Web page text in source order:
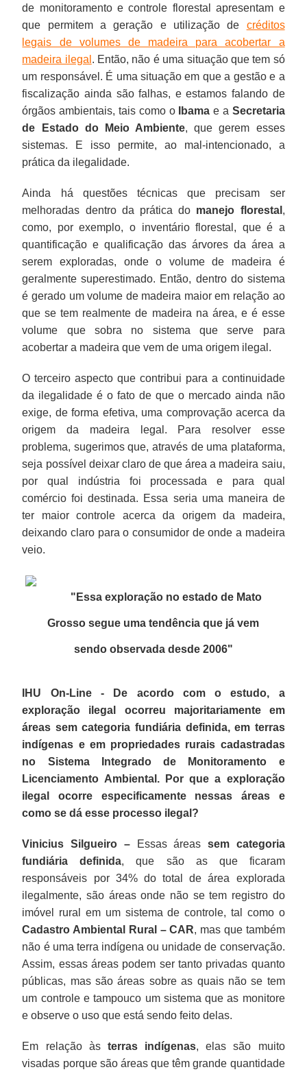
de monitoramento e controle florestal apresentam e
que permitem a geração e utilização de créditos
legais de volumes de madeira para acobertar a
madeira ilegal . Então, não é uma situação que tem só
um responsável. É uma situação em que a gestão e a
fiscalização ainda são falhas, e estamos falando de
órgãos ambientais, tais como o
Ibama e a Secretaria
de Estado do Meio Ambiente, que gerem esses
sistemas. E isso permite, ao mal-intencionado, a
prática da ilegalidade.
Ainda há questões técnicas que precisam ser
melhoradas dentro da prática do manejo florestal ,
como, por exemplo, o inventário florestal, que é a
quantificação e qualificação das árvores da área a
serem exploradas, onde o volume de madeira é
geralmente superestimado. Então, dentro do sistema
é gerado um volume de madeira maior em relação ao
que se tem realmente de madeira na área, e é esse
volume que sobra no sistema que serve para
acobertar a madeira que vem de uma origem ilegal.
O terceiro aspecto que contribui para a continuidade
da ilegalidade é o fato de que o mercado ainda não
exige, de forma efetiva, uma comprovação acerca da
origem da madeira legal. Para resolver esse
problema, sugerimos que, através de uma plataforma,
seja possível deixar claro de que área a madeira saiu,
por qual indústria foi processada e para qual
comércio foi destinada. Essa seria uma maneira de
ter maior controle acerca da origem da madeira,
deixando claro para o consumidor de onde a madeira
veio.
"Essa exploração no estado de Mato
Grosso segue uma tendência que já vem
sendo observada desde 2006"
IHU On-Line - De acordo com o estudo, a
exploração ilegal ocorreu majoritariamente em
áreas sem categoria fundiária definida, em terras
indígenas e em propriedades rurais cadastradas
no Sistema Integrado de Monitoramento e
Licenciamento Ambiental. Por que a exploração
ilegal ocorre especificamente nessas áreas e
como se dá esse processo ilegal?
Vinicius Silgueiro –Essas áreas sem categoria
fundiária definida, que são as que ficaram
responsáveis por 34% do total de área explorada
ilegalmente, são áreas onde não se tem registro do
imóvel rural em um sistema de controle, tal como o
Cadastro Ambiental Rural – CAR, mas que também
não é uma terra indígena ou unidade de conservação.
Assim, essas áreas podem ser tanto privadas quanto
públicas, mas são áreas sobre as quais não se tem
um controle e tampouco um sistema que as monitore
e observe o uso que está sendo feito delas.
Em relação às terras indígenas, elas são muito
visadas porque são áreas que têm grande quantidade